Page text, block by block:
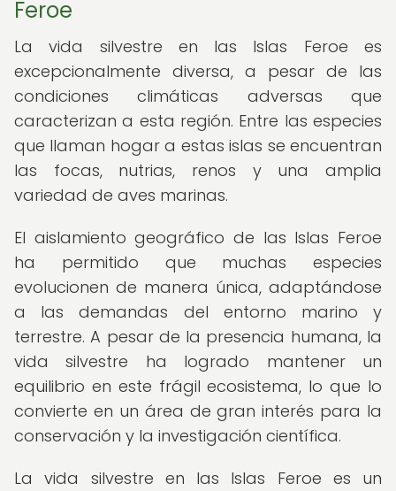
Feroe
La vida silvestre en las Islas Feroe es
excepcionalmente diversa, a pesar de las
condiciones climáticas adversas que
caracterizan a esta región. Entre las especies
que llaman hogar a estas islas se encuentran
las focas, nutrias, renos y una amplia
variedad de aves marinas.
El aislamiento geográfico de las Islas Feroe
ha permitido que muchas especies
evolucionen de manera única, adaptándose
a las demandas del entorno marino y
terrestre. A pesar de la presencia humana, la
vida silvestre ha logrado mantener un
equilibrio en este frágil ecosistema, lo que lo
convierte en un área de gran interés para la
conservación y la investigación científica.
La vida silvestre en las Islas Feroe es un